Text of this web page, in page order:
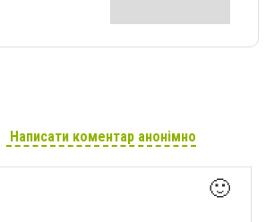
Написати коментар анонімно
🙂